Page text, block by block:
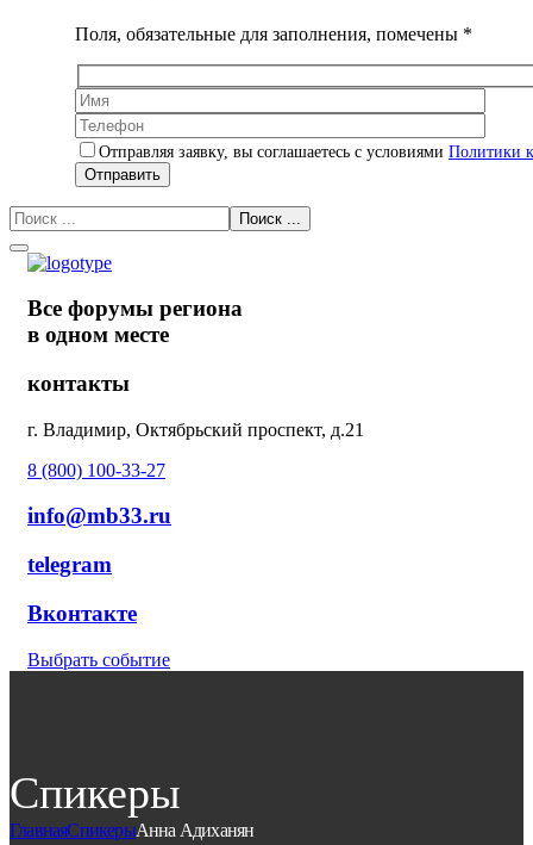
Поля, обязательные для заполнения, помечены *
Отправляя заявку, вы соглашаетесь с условиями Политики
Все форумы региона
в одном месте
контакты
г. Владимир, Октябрьский проспект, д.21
8 (800) 100-33-27
info@mb33.ru
telegram
Вконтакте
Выбрать событие
Спикеры
ГлавнаяСпикерыАнна Адиханян